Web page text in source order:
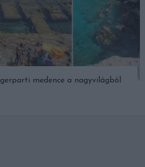
medence a nagyvilágból